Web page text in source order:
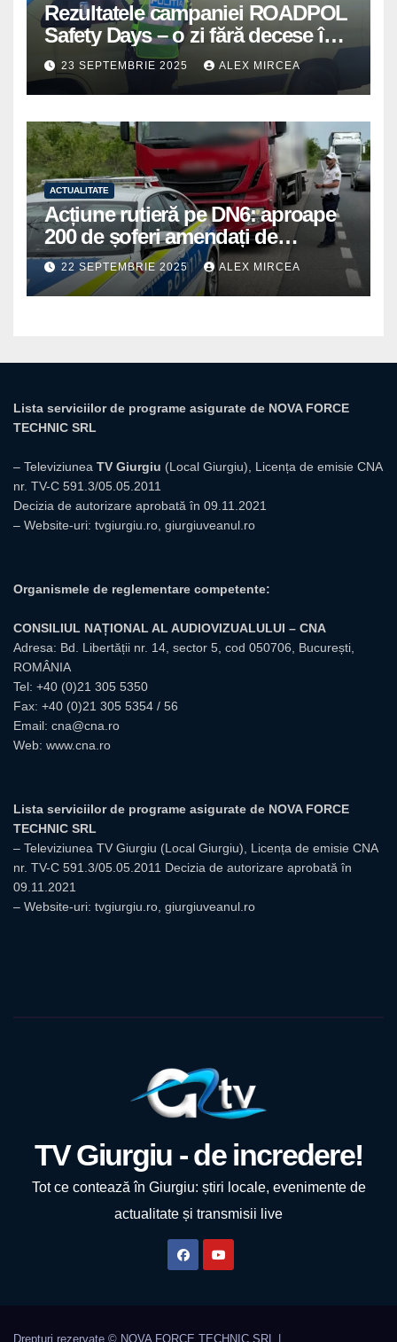
Rezultatele campaniei ROADPOL
Safety Days – o zi fără decese în
trafic
23 SEPTEMBRIE 2025 ALEX MIRCEA
ACTUALITATE
Acțiune rutieră pe DN6: aproape
200 de șoferi amendați de
polițiștii din Mihăilești
22 SEPTEMBRIE 2025 ALEX MIRCEA
Lista serviciilor de programe asigurate de NOVA FORCE
TECHNIC SRL
– Televiziunea TV Giurgiu (Local Giurgiu), Licența de emisie CNA
nr. TV-C 591.3/05.05.2011
Decizia de autorizare aprobată în 09.11.2021
– Website-uri: tvgiurgiu.ro, giurgiuveanul.ro
Organismele de reglementare competente:
CONSILIUL NAȚIONAL AL AUDIOVIZUALULUI – CNA
Adresa: Bd. Libertății nr. 14, sector 5, cod 050706, București,
ROMÂNIA
Tel: +40 (0)21 305 5350
Fax: +40 (0)21 305 5354 / 56
Email: cna@cna.ro
Web: www.cna.ro
Lista serviciilor de programe asigurate de NOVA FORCE
TECHNIC SRL
– Televiziunea TV Giurgiu (Local Giurgiu), Licența de emisie CNA
nr. TV-C 591.3/05.05.2011 Decizia de autorizare aprobată în
09.11.2021
– Website-uri: tvgiurgiu.ro, giurgiuveanul.ro
TV Giurgiu - de incredere!
Tot ce contează în Giurgiu: știri locale, evenimente de
actualitate și transmisii live